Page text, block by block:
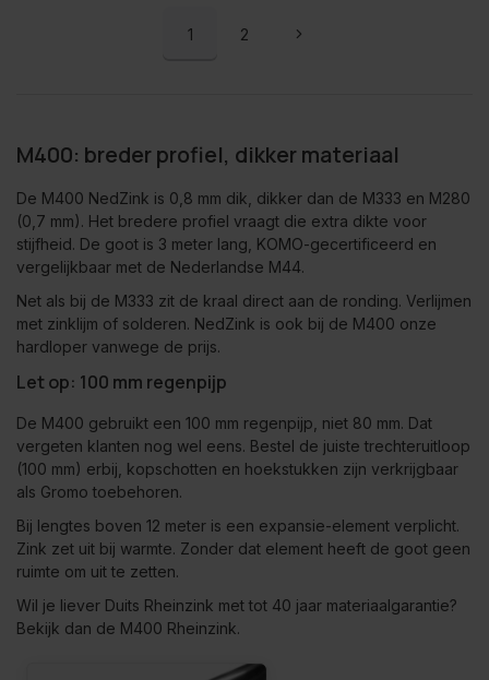
1 2
M400: breder profiel, dikker materiaal
De M400 NedZink is 0,8 mm dik, dikker dan de M333 en M280
(0,7 mm). Het bredere profiel vraagt die extra dikte voor
stijfheid. De goot is 3 meter lang, KOMO-gecertificeerd en
vergelijkbaar met de Nederlandse M44.
Net als bij de M333 zit de kraal direct aan de ronding. Verlijmen
met zinklijm of solderen. NedZink is ook bij de M400 onze
hardloper vanwege de prijs.
Let op: 100 mm regenpijp
De M400 gebruikt een 100 mm regenpijp, niet 80 mm. Dat
vergeten klanten nog wel eens. Bestel de juiste trechteruitloop
(100 mm) erbij, kopschotten en hoekstukken zijn verkrijgbaar
als Gromo toebehoren.
Bij lengtes boven 12 meter is een expansie-element verplicht.
Zink zet uit bij warmte. Zonder dat element heeft de goot geen
ruimte om uit te zetten.
Wil je liever Duits Rheinzink met tot 40 jaar materiaalgarantie?
Bekijk dan de M400 Rheinzink.